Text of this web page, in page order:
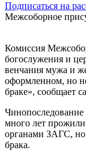
Подписаться на
Межсоборное
Комиссия
богослужения и
венчания мужа и
оформленном, но
браке», сообщает
Чинопоследование
много лет
органами ЗАГС, но
брака.